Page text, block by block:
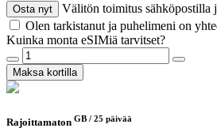
Osta nyt
Välitön toimitus sähköpostilla
Olen tarkistanut ja puhelimeni on
Kuinka monta eSIMiä tarvitset?
Maksa kortilla
Rajoittamaton GB / 25 päivää